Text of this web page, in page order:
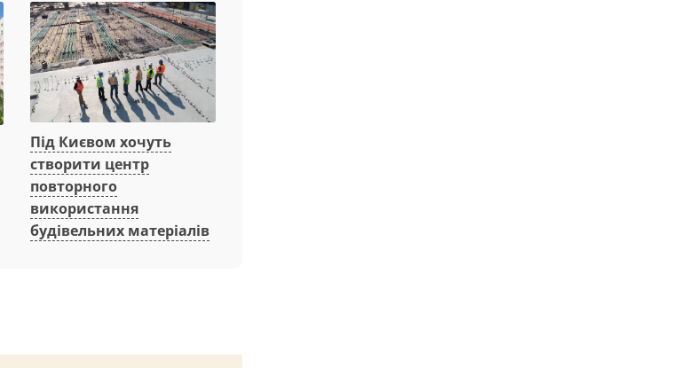
Під Києвом хочуть
створити центр
повторного
використання
будівельних матеріалів